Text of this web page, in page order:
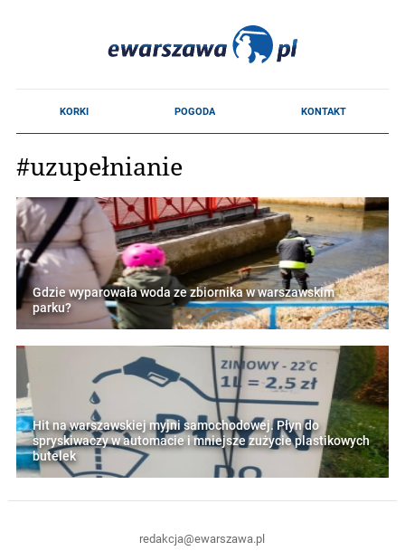
#uzupełnianie
Gdzie wyparowała woda ze zbiornika w warszawskim
parku?
Hit na warszawskiej myjni samochodowej. Płyn do
spryskiwaczy w automacie i mniejsze zużycie plastikowych
butelek
redakcja@ewarszawa.pl